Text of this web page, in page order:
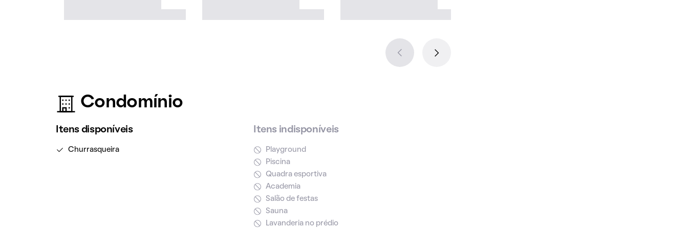
Condomínio
Itens disponíveis
Churrasqueira
Itens indisponíveis
Playground
Piscina
Quadra esportiva
Academia
Salão de festas
Sauna
Lavanderia no prédio